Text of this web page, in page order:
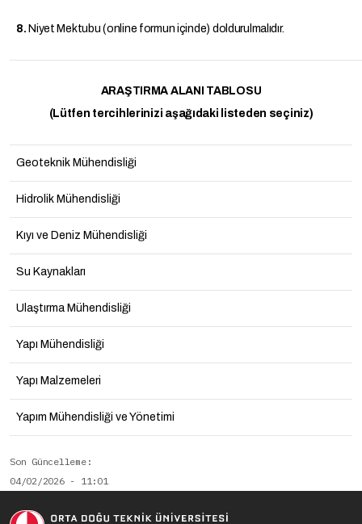
8. Niyet Mektubu (online formun içinde) doldurulmalıdır.
ARAŞTIRMA ALANI TABLOSU
(Lütfen tercihlerinizi aşağıdaki listeden seçiniz)
Geoteknik Mühendisliği
Hidrolik Mühendisliği
Kıyı ve Deniz Mühendisliği
Su Kaynakları
Ulaştırma Mühendisliği
Yapı Mühendisliği
Yapı Malzemeleri
Yapım Mühendisliği ve Yönetimi
Son Güncelleme
04/02/2026 - 11:01